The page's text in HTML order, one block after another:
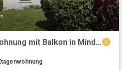
Gepflegte Eigentumswohnung mit Balkon in Minden Bölhorst